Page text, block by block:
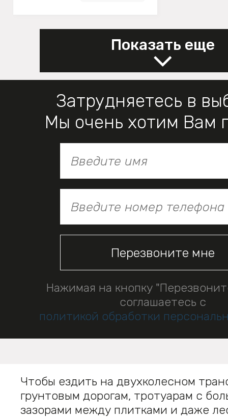
Показать еще
Затрудняетесь в
Мы очень хотим Вам
Нажимая на кнопку
соглашаетесь с
политикой обработки
Чтобы ездить на двухколесном
грунтовым дорогам, тротуарам с
зазорами между плитками и даже